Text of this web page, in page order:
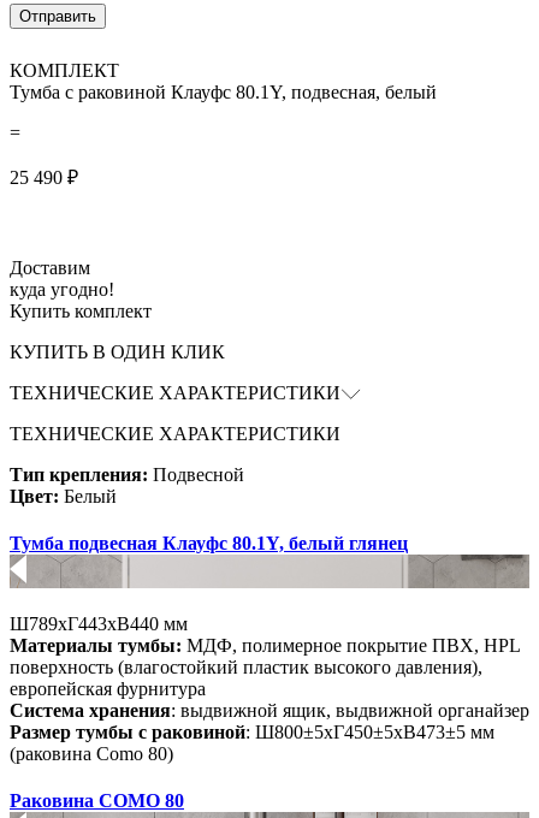
КОМПЛЕКТ
Тумба с раковиной Клауфс 80.1Y, подвесная, белый
=
25 490 ₽
Доставим
куда угодно!
Купить комплект
КУПИТЬ В ОДИН КЛИК
ТЕХНИЧЕСКИЕ ХАРАКТЕРИСТИКИ
ТЕХНИЧЕСКИЕ ХАРАКТЕРИСТИКИ
Тип крепления: Подвесной
Цвет: Белый
Тумба подвесная Клауфс 80.1Y, белый глянец
Ш789хГ443хВ440 мм
Материалы тумбы: МДФ, полимерное покрытие ПВХ, HPL
поверхность (влагостойкий пластик высокого давления),
европейская фурнитура
Система хранения: выдвижной ящик, выдвижной органайзер
Размер тумбы с раковиной: Ш800±5хГ450±5хВ473±5 мм
(раковина Como 80)
Раковина COMO 80